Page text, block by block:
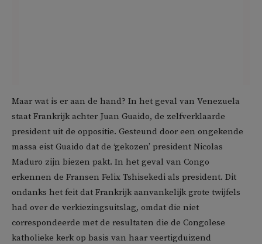
Maar wat is er aan de hand? In het geval van Venezuela
staat Frankrijk achter Juan Guaido, de zelfverklaarde
president uit de oppositie. Gesteund door een ongekende
massa eist Guaido dat de ‘gekozen’ president Nicolas
Maduro zijn biezen pakt. In het geval van Congo
erkennen de Fransen Felix Tshisekedi als president. Dit
ondanks het feit dat Frankrijk aanvankelijk grote twijfels
had over de verkiezingsuitslag, omdat die niet
correspondeerde met de resultaten die de Congolese
katholieke kerk op basis van haar veertigduizend